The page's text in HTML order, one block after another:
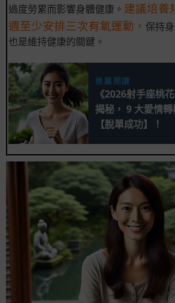
過度勞累而影響身體健康。 建議培養
週至少安排三次有氧運動， 保持
也是維持健康的關鍵。
推薦閱讀
《2026射手座桃
揭秘， 9 大愛情
【脫單成功】！